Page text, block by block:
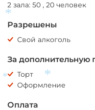
2 зала: 50 , 20 человек
Разрешены
Свой алкоголь
За дополнительную
Торт
Оформление
Оплата
*
*